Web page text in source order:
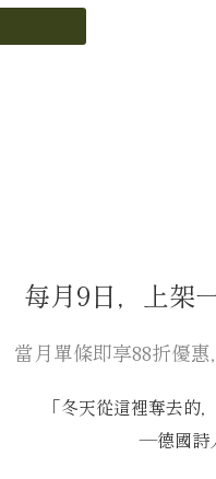
每月9日，上架
當月單條即享88折優惠
「冬天從這裡奪去的
—德國詩